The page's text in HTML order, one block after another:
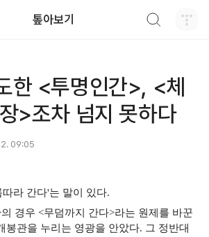
톺아보기
한 <투명인간>, <체
>조차 넘지 못하다
09:05
라 간다'는 말이 있다.
경우 <무덤까지 간다>라는 원제를 바꾼
봉관을 누리는 영광을 안았다. 그 정반대